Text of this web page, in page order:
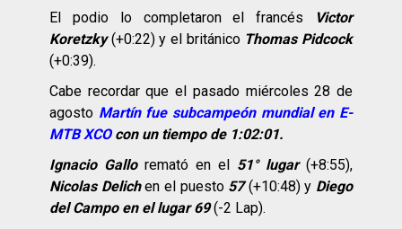
El podio lo completaron el francés
Victor
Koretzky(+0:22) y el británico Thomas Pidcock
(+0:39).
Cabe recordar que el pasado miércoles 28 de
agosto Martín fue subcampeón mundial en E-
MTB XCOcon un tiempo de 1:02:01.
Ignacio Galloremató en el 51° lugar(+8:55),
Nicolas Delichen el puesto 57(+10:48) y Diego
del Campo en el lugar 69(-2 Lap).